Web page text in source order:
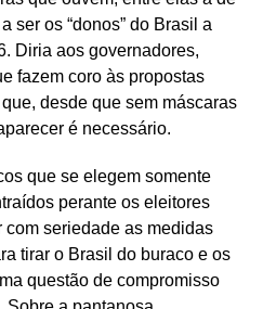
ser os “donos” do Brasil a
Diria aos governadores,
fazem coro às propostas
desde que sem máscaras
é necessário.
que se elegem somente
perante os eleitores
seriedade as medidas
tirar o Brasil do buraco e os
questão de compromisso